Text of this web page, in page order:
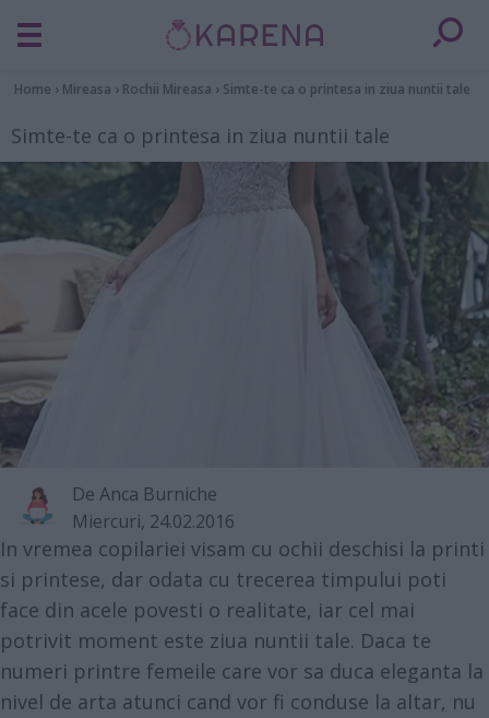
Home › Mireasa › Rochii Mireasa › Simte-te ca o printesa in ziua nuntii tale
Simte-te ca o printesa in ziua nuntii tale
De Anca Burniche
Miercuri, 24.02.2016
In vremea copilariei visam cu ochii deschisi la printi
si printese, dar odata cu trecerea timpului poti
face din acele povesti o realitate, iar cel mai
potrivit moment este ziua nuntii tale. Daca te
numeri printre femeile care vor sa duca eleganta la
nivel de arta atunci cand vor fi conduse la altar, nu